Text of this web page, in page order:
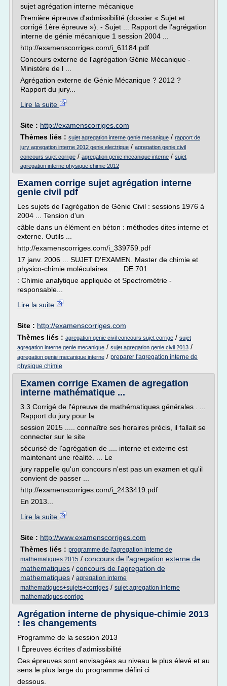
sujet agrégation interne mécanique
Première épreuve d'admissibilité (dossier « Sujet et
corrigé 1ère épreuve »). - Sujet ... Rapport de l'agrégation
interne de génie mécanique 1 session 2004 ...
http://examenscorriges.com/i_61184.pdf
Concours externe de l'agrégation Génie Mécanique -
Ministère de l ...
Agrégation externe de Génie Mécanique ? 2012 ?
Rapport du jury...
Lire la suite
Site : http://examenscorriges.com
Thèmes liés : sujet agregation interne genie mecanique / rapport de
jury agregation interne 2012 genie electrique / agregation genie civil
concours sujet corrige / agregation genie mecanique interne / sujet
agregation interne physique chimie 2012
Examen corrige sujet agrégation interne
genie civil pdf
Les sujets de l'agrégation de Génie Civil : sessions 1976 à
2004 ... Tension d'un
câble dans un élément en béton : méthodes dites interne et
externe. Outils ...
http://examenscorriges.com/i_339759.pdf
17 janv. 2006 ... SUJET D'EXAMEN. Master de chimie et
physico-chimie moléculaires ...... DE 701
: Chimie analytique appliquée et Spectrométrie -
responsable...
Lire la suite
Site : http://examenscorriges.com
Thèmes liés : agregation genie civil concours sujet corrige / sujet
agregation interne genie mecanique / sujet agregation genie civil 2013 /
agregation genie mecanique interne / preparer l'agregation interne de
physique chimie
Examen corrige Examen de agregation
interne mathématique ...
3.3 Corrigé de l'épreuve de mathématiques générales . ...
Rapport du jury pour la
session 2015 ..... connaître ses horaires précis, il fallait se
connecter sur le site
sécurisé de l'agrégation de .... interne et externe est
maintenant une réalité. ... Le
jury rappelle qu'un concours n'est pas un examen et qu'il
convient de passer ...
http://examenscorriges.com/i_2433419.pdf
En 2013...
Lire la suite
Site : http://www.examenscorriges.com
Thèmes liés : programme de l'agregation interne de
mathematiques 2015 / concours de l'agregation externe de
mathematiques / concours de l'agregation de
mathematiques / agregation interne
mathematiques+sujets+corriges / sujet agregation interne
mathematiques corrige
Agrégation interne de physique-chimie 2013
: les changements
Programme de la session 2013
I Épreuves écrites d'admissibilité
Ces épreuves sont envisagées au niveau le plus élevé et au
sens le plus large du programme défini ci­
dessous.